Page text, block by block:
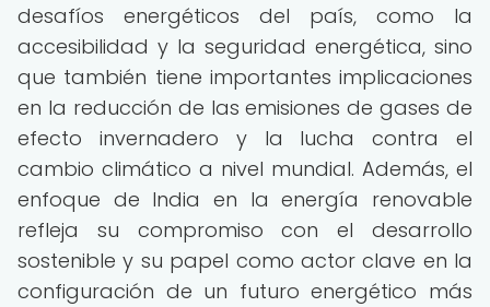
desafíos energéticos del país, como la
accesibilidad y la seguridad energética, sino
que también tiene importantes implicaciones
en la reducción de las emisiones de gases de
efecto invernadero y la lucha contra el
cambio climático a nivel mundial. Además, el
enfoque de India en la energía renovable
refleja su compromiso con el desarrollo
sostenible y su papel como actor clave en la
configuración de un futuro energético más